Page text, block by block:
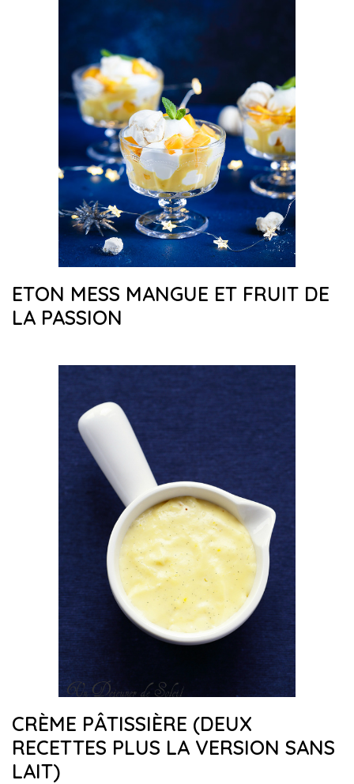
ETON MESS MANGUE ET FRUIT DE
LA PASSION
CRÈME PÂTISSIÈRE (DEUX
RECETTES PLUS LA VERSION SANS
LAIT)